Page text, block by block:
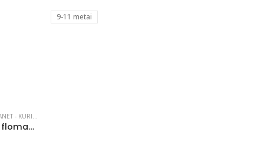
be9-11 metai
- KURIAME
Splat Planet marškinėliai su flomasteriais, Vienaragis Balerina